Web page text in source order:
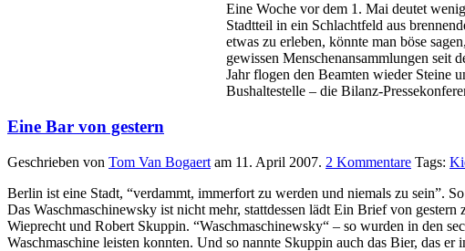
Eine Woche vor dem 1. Mai deutet
Stadtteil in ein Schlachtfeld aus
etwas zu erleben, könnte man böse
gewissen Menschenansammlungen seit
Jahr flogen den Beamten wieder Steine
Bushaltestelle – die Bilanz-
Eine Bar von gestern
Geschrieben von Tom Van Bogaert am 11. April 2007. 2 Kommentare Tags:
Berlin ist eine Stadt, “verdammt, immerfort zu werden und niemals zu sein”.
Das Waschmaschinewsky ist nicht mehr, stattdessen lädt Ein Brief von
Wieprecht und Robert Skuppin. “Waschmaschinewsky“ – so wurden in den
Waschmaschine leisten konnten. Und so nannte Skuppin auch das Bier, das